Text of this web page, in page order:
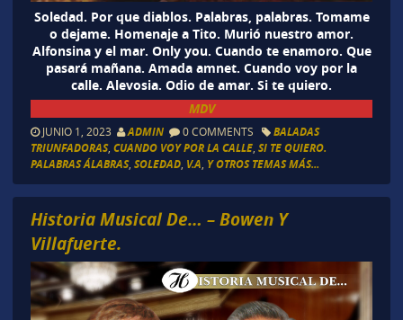
Soledad. Por que diablos. Palabras, palabras. Tomame
o dejame. Homenaje a Tito. Murió nuestro amor.
Alfonsina y el mar. Only you. Cuando te enamoro. Que
pasará mañana. Amada amnet. Cuando voy por la
calle. Alevosia. Odio de amar. Si te quiero.
MDV
JUNIO 1, 2023 ADMIN 0 COMMENTS
BALADAS
TRIUNFADORAS, CUANDO VOY POR LA CALLE, SI TE QUIERO.
PALABRAS ÁLABRAS, SOLEDAD, V.A, Y OTROS TEMAS MÁS...
Historia Musical De… – Bowen Y
Villafuerte.